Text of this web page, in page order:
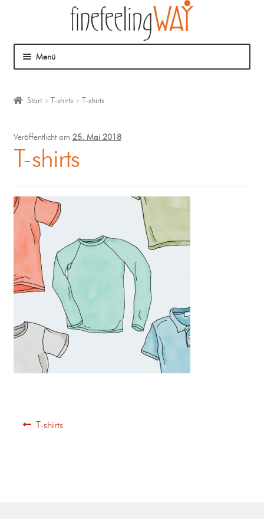
Menü
Coaching
Start T-shirts T-shirts
Veröffentlicht am 25. Mai 2018
T-shirts
T-shirts